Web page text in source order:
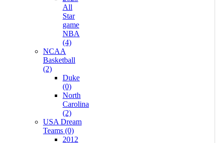
All
Star
game
NBA
(4)
NCAA
Basketball
(2)
Duke
(0)
North
Carolina
(2)
USA Dream
Teams (0)
2012